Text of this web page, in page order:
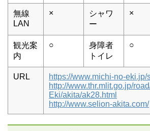
無線
LAN
×
シャワ
ー
×
観光案
内
○
身障者
トイレ
○
URL
https://www.michi-no-eki.jp/
http://www.thr.mlit.go.jp/
Eki/akita/ak28.html
http://www.selion-akita.com/